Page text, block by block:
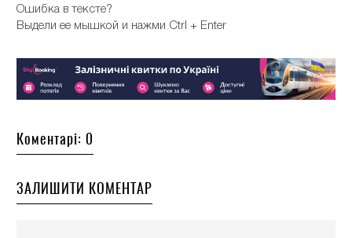
Ошибка в тексте?
Выдели ее мышкой и нажми Ctrl + Enter
Коментарі: 0
ЗАЛИШИТИ КОМЕНТАР